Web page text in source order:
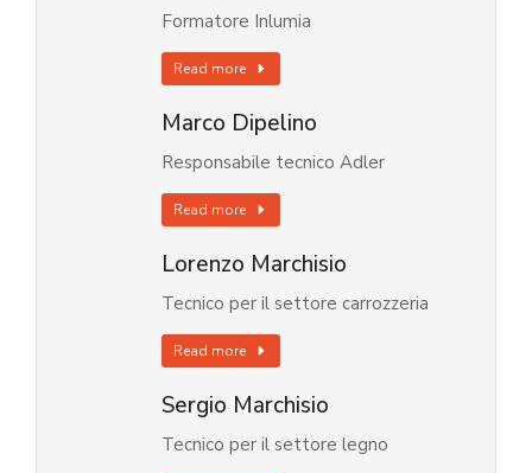
Formatore Inlumia
Read more
Marco Dipelino
Responsabile tecnico Adler
Read more
Lorenzo Marchisio
Tecnico per il settore carrozzeria
Read more
Sergio Marchisio
Tecnico per il settore legno